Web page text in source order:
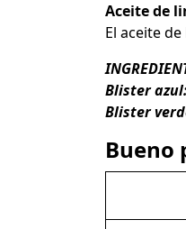
Aceite de
El aceite
Blister
Blister
Bueno